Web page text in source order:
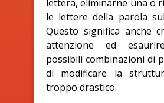
lettera, eliminarne una o
le lettere della parola
Questo significa anche
attenzione ed
possibili combinazioni di
di modificare la
troppo drastico.